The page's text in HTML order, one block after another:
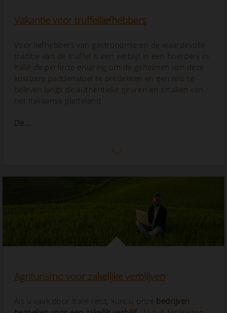
Vakantie voor truffelliefhebbers
Voor liefhebbers van gastronomie en de waardevolle
traditie van de truffel is een verblijf in een boerderij in
Italië de perfecte ervaring om de geheimen van deze
kostbare paddenstoel te ontdekken en een reis te
beleven langs de authentieke geuren en smaken van
het Italiaanse platteland.
De...
Agriturismo voor zakelijke verblijven
Als u vaak door Italië reist, kunt u onze bedrijven